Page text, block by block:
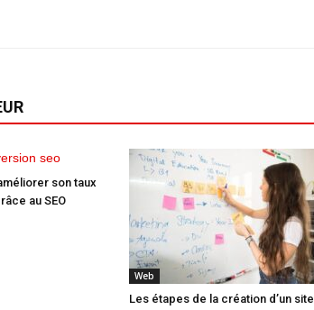
son taux
au SEO
Web
Les étapes de la création d’un site